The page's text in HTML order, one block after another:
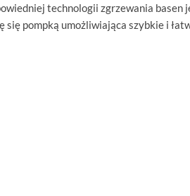
technologii zgrzewania basen
pompką umożliwiająca szybkie i